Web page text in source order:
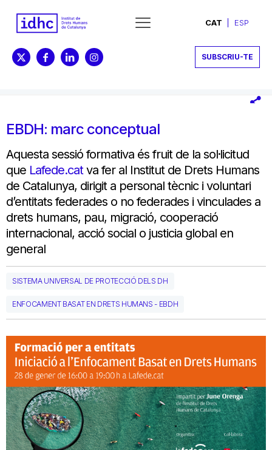
CAT ESP
SUBSCRIU-TE
EBDH: marc conceptual
Aquesta sessió formativa és fruit de la sol·licitud
que Lafede.cat va fer al Institut de Drets Humans
de Catalunya, dirigit a personal tècnic i voluntari
d’entitats federades o no federades i vinculades a
drets humans, pau, migració, cooperació
internacional, acció social o justicia global en
general
SISTEMA UNIVERSAL DE PROTECCIÓ DELS DH
ENFOCAMENT BASAT EN DRETS HUMANS - EBDH